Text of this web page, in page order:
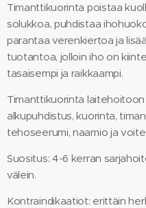
Timanttikuorinta poistaa
solukkoa, puhdistaa
parantaa verenkiertoa ja
tuotantoa, jolloin iho on
tasaisempi ja raikkaampi.
Timanttikuorinta
alkupuhdistus, kuorinta,
tehoseerumi, naamio ja
Suositus: 4-6 kerran
välein.
Kontraindikaatiot: erittäin